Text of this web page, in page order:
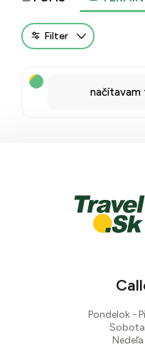
Filter
načítavam
Pondelok -